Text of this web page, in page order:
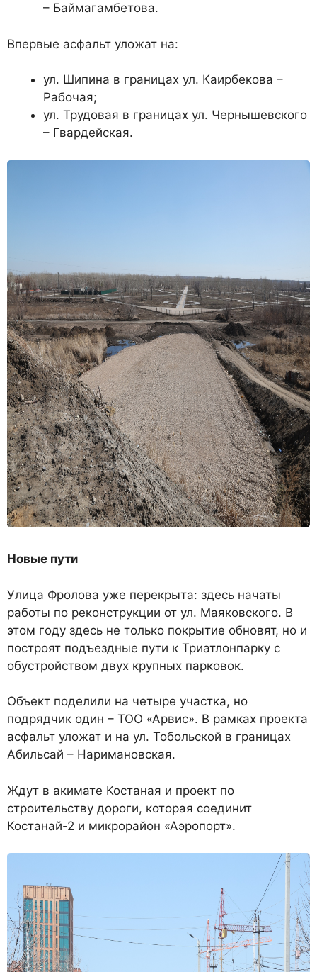
– Баймагамбетова.
Впервые асфальт уложат на:
ул. Шипина в границах ул. Каирбекова –
Рабочая;
ул. Трудовая в границах ул. Чернышевского
– Гвардейская.
Новые пути
Улица Фролова уже перекрыта: здесь начаты
работы по реконструкции от ул. Маяковского. В
этом году здесь не только покрытие обновят, но и
построят подъездные пути к Триатлонпарку с
обустройством двух крупных парковок.
Объект поделили на четыре участка, но
подрядчик один – ТОО «Арвис». В рамках проекта
асфальт уложат и на ул. Тобольской в границах
Абильсай – Наримановская.
Ждут в акимате Костаная и проект по
строительству дороги, которая соединит
Костанай-2 и микрорайон «Аэропорт».